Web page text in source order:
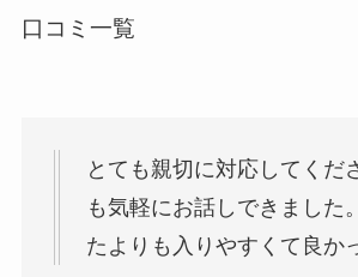
口コミ一覧
とても親切に対応してくだ
も気軽にお話しできました
たよりも入りやすくて良か